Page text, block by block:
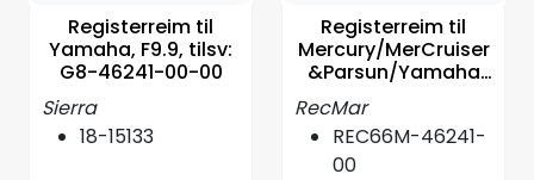
Registerreim til
Yamaha, F9.9, tilsv:
G8-46241-00-00
Sierra
18-15133
Registerreim til
Mercury/MerCruiser
&Parsun/Yamaha
9.9Hk-15Hk
RecMar
REC66M-46241-
00